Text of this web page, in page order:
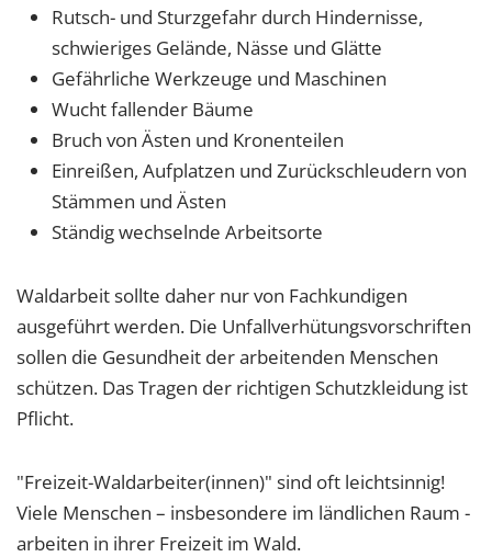
Rutsch- und Sturzgefahr durch Hindernisse,
schwieriges Gelände, Nässe und Glätte
Gefährliche Werkzeuge und Maschinen
Wucht fallender Bäume
Bruch von Ästen und Kronenteilen
Einreißen, Aufplatzen und Zurückschleudern von
Stämmen und Ästen
Ständig wechselnde Arbeitsorte
Waldarbeit sollte daher nur von Fachkundigen
ausgeführt werden. Die Unfallverhütungsvorschriften
sollen die Gesundheit der arbeitenden Menschen
schützen. Das Tragen der richtigen Schutzkleidung ist
Pflicht.
"Freizeit-Waldarbeiter(innen)" sind oft leichtsinnig!
Viele Menschen – insbesondere im ländlichen Raum -
arbeiten in ihrer Freizeit im Wald.